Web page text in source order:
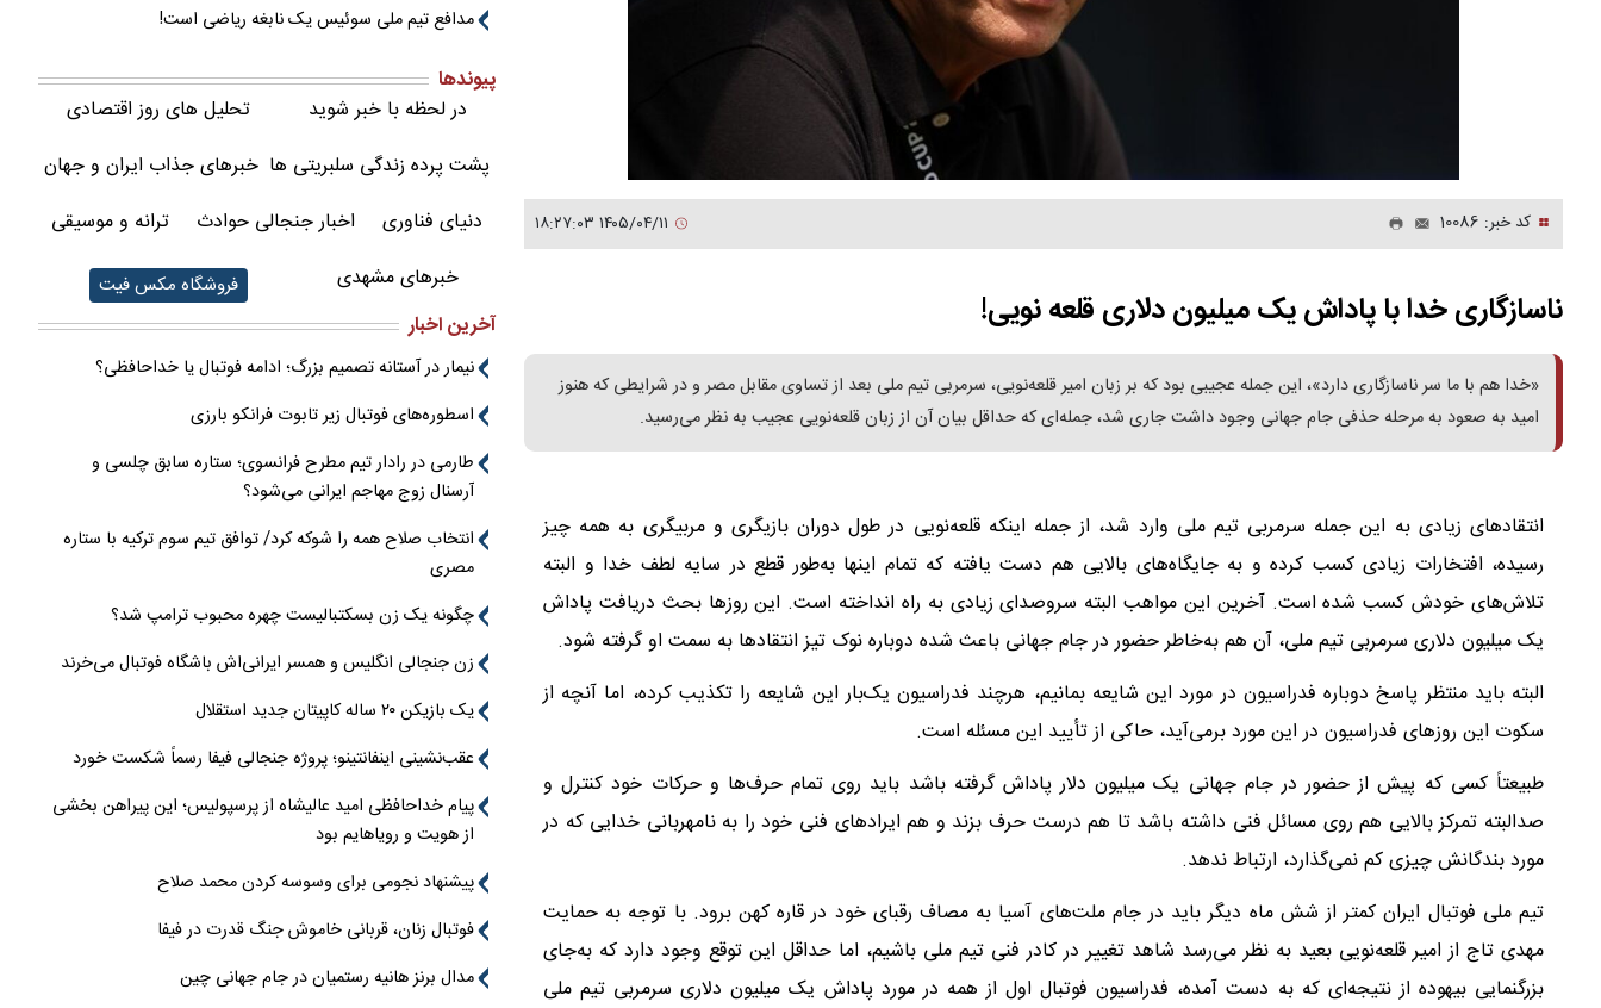
کد خبر: 10086
ناسازگاری خدا با پاداش یک میلیون دلاری قلعه نویی!
«خدا هم با ما سر ناسازگاری دارد»، این جمله عجیبی بود که بر زبان امیر قلعه‌نویی، سرمربی تیم ملی بعد از تساوی مقابل مصر و در شرایطی که هنوز
امید به صعود به مرحله حذفی جام جهانی وجود داشت جاری شد، جمله‌ای که حداقل بیان آن از زبان قلعه‌نویی عجیب به نظر می‌رسید.
انتقادهای زیادی به این جمله سرمربی تیم ملی وارد شد، از جمله اینکه قلعه‌نویی در طول دوران بازیگری و مربیگری به همه چیز
رسیده، افتخارات زیادی کسب کرده و به جایگاه‌های بالایی هم دست یافته که تمام اینها به‌طور قطع در سایه لطف خدا و البته
تلاش‌های خودش کسب شده است. آخرین این مواهب البته سروصدای زیادی به راه انداخته است. این روزها بحث دریافت پاداش
یک میلیون دلاری سرمربی تیم ملی، آن هم به‌خاطر حضور در جام جهانی باعث شده دوباره نوک تیز انتقادها به سمت او گرفته شود.
البته باید منتظر پاسخ دوباره فدراسیون در مورد این شایعه بمانیم، هرچند فدراسیون یک‌بار این شایعه را تکذیب کرده، اما آنچه از
سکوت این روزهای فدراسیون در این مورد برمی‌آید، حاکی از تأیید این مسئله است.
طبیعتاً کسی که پیش از حضور در جام جهانی یک میلیون دلار پاداش گرفته باشد باید روی تمام حرف‌ها و حرکات خود کنترل و
صدالبته تمرکز بالایی هم روی مسائل فنی داشته باشد تا هم درست حرف بزند و هم ایرادهای فنی خود را به نامهربانی خدایی که در
مورد بندگانش چیزی کم نمی‌گذارد، ارتباط ندهد.
تیم ملی فوتبال ایران کمتر از شش ماه دیگر باید در جام ملت‌های آسیا به مصاف رقبای خود در قاره کهن برود. با توجه به حمایت
مهدی تاج از امیر قلعه‌نویی بعید به نظر می‌رسد شاهد تغییر در کادر فنی تیم ملی باشیم، اما حداقل این توقع وجود دارد که به‌جای
بزرگنمایی بیهوده از نتیجه‌ای که به دست آمده، فدراسیون فوتبال اول از همه در مورد پاداش یک میلیون دلاری سرمربی تیم ملی
مدافع تیم ملی سوئیس یک نابغه ریاضی است!
پیوندها
در لحظه با خبر شوید
تحلیل های روز اقتصادی
پشت پرده زندگی سلبریتی ها خبرهای جذاب ایران و جهان
دنیای فناوری
اخبار جنجالی حوادث
ترانه و موسیقی
خبرهای مشهدی
فروشگاه مکس فیت
آخرین اخبار
نیمار در آستانه تصمیم بزرگ؛ ادامه فوتبال یا خداحافظی؟
اسطوره‌های فوتبال زیر تابوت فرانکو بارزی
طارمی در رادار تیم مطرح فرانسوی؛ ستاره سابق چلسی و
آرسنال زوج مهاجم ایرانی می‌شود؟
انتخاب صلاح همه را شوکه کرد/ توافق تیم سوم ترکیه با ستاره
مصری
چگونه یک زن بسکتبالیست چهره محبوب ترامپ شد؟
زن جنجالی انگلیس و همسر ایرانی‌اش باشگاه فوتبال می‌خرند
یک بازیکن ۲۰ ساله کاپیتان جدید استقلال
عقب‌نشینی اینفانتینو؛ پروژه جنجالی فیفا رسماً شکست خورد
پیام خداحافظی امید عالیشاه از پرسپولیس؛ این پیراهن بخشی
از هویت و رویاهایم بود
پیشنهاد نجومی برای وسوسه کردن محمد صلاح
فوتبال زنان، قربانی خاموش جنگ قدرت در فیفا
مدال برنز هانیه رستمیان در جام جهانی چین